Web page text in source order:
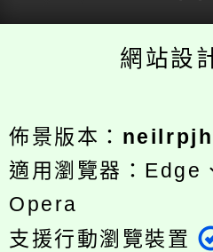
網站設
佈景版本：
適用瀏覽器：
Opera
支援行動瀏覽裝置